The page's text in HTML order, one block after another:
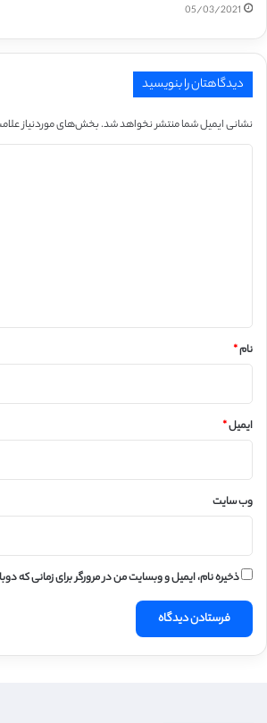
05/03/2021
دیدگاهتان را بنویسید
نشانی ایمیل شما منتشر نخواهد شد.بخش‌های موردنیاز
نام*
ایمیل*
وب‌ سایت
ذخیره نام، ایمیل و وبسایت من در مرورگر برای زمانی که